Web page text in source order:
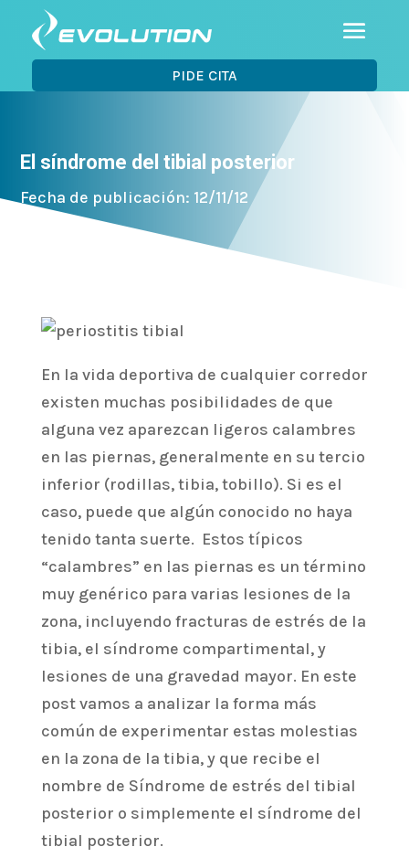
PIDE CITA
El síndrome del tibial posterior
Fecha de publicación: 12/11/12
En la vida deportiva de cualquier corredor
existen muchas posibilidades de que
alguna vez aparezcan ligeros calambres
en las piernas, generalmente en su tercio
inferior (rodillas, tibia, tobillo). Si es el
caso, puede que algún conocido no haya
tenido tanta suerte. Estos típicos
“calambres” en las piernas es un término
muy genérico para varias lesiones de la
zona, incluyendo fracturas de estrés de la
tibia, el síndrome compartimental, y
lesiones de una gravedad mayor. En este
post vamos a analizar la forma más
común de experimentar estas molestias
en la zona de la tibia, y que recibe el
nombre de Síndrome de estrés del tibial
posterior o simplemente el síndrome del
tibial posterior.